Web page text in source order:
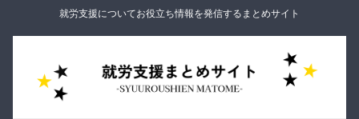
就労支援についてお役立ち情報を発信するまとめサイト